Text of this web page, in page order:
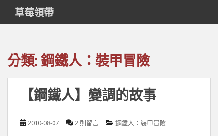
i
草莓領帶
分類: 鋼鐵人：裝甲冒險
【鋼鐵人】變調的故事
2010-08-07 2 則留言 鋼鐵人：裝甲冒險